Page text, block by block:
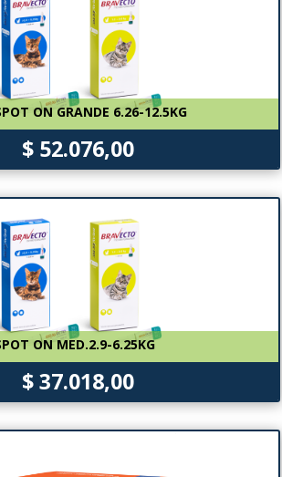
ON GRANDE 6.26-12.5KG
$ 52.076,00
ON MED.2.9-6.25KG
$ 37.018,00